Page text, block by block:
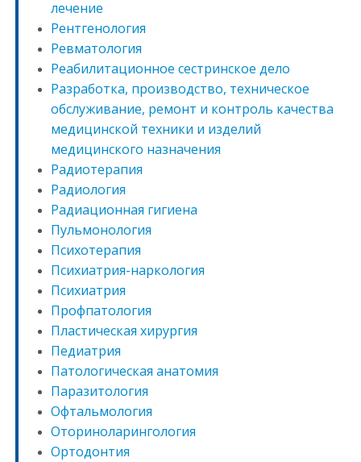
лечение
Рентгенология
Ревматология
Реабилитационное сестринское дело
Разработка, производство, техническое
обслуживание, ремонт и контроль качества
медицинской техники и изделий
медицинского назначения
Радиотерапия
Радиология
Радиационная гигиена
Пульмонология
Психотерапия
Психиатрия-наркология
Психиатрия
Профпатология
Пластическая хирургия
Педиатрия
Патологическая анатомия
Паразитология
Офтальмология
Оториноларингология
Ортодонтия